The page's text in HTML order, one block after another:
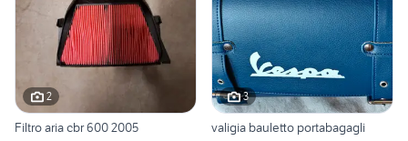
2
Filtro aria cbr 600 2005
3
valigia bauletto portabagagli